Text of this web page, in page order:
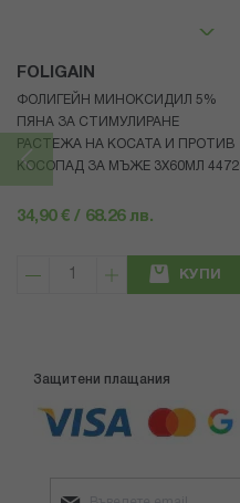
FOLIGAIN
ФОЛИГЕЙН МИНОКСИДИЛ 5%
ПЯНА ЗА СТИМУЛИРАНЕ
РАСТЕЖА НА КОСАТА И ПРОТИВ
КОСОПАД ЗА МЪЖЕ 3X60МЛ 4472
34,90 € / 68.26 лв.
КУПИ
Защитени плащания